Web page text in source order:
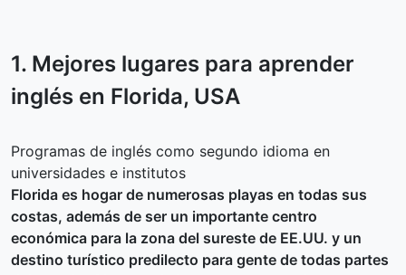
1. Mejores lugares para aprender
inglés en Florida, USA
Programas de inglés como segundo idioma en
universidades e institutos
Florida es hogar de numerosas playas en todas sus
costas, además de ser un importante centro
económica para la zona del sureste de EE.UU. y un
destino turístico predilecto para gente de todas partes